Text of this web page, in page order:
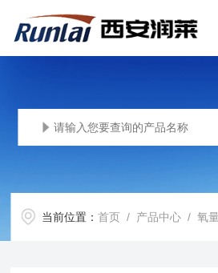
当前位置：首页 / 产品中心 /氧